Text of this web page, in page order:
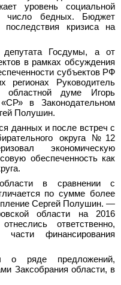
уровень социальной
число бедных. Бюджет
кризиса на
Госдумы, а от
в рамках обсуждения
субъектов РФ
регионах Руководитель
думе Игорь
в Законодательном
Полушин.
данных и после встреч с
округа №12
экономическую
обеспеченность как
в сравнении с
по сумме более
Сергей Полушин.—
области на 2016
ответственно,
финансирования
о ряде предложений,
Заксобрания области, в